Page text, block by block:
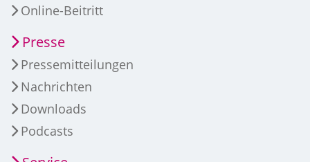
Online-Beitritt
Presse
Pressemitteilungen
Nachrichten
Downloads
Podcasts